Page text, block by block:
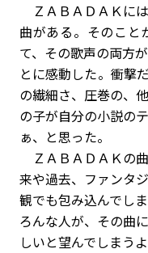
ＺＡＢＡＤＡＫに
曲がある。そのこと
て、その歌声の両方
とに感動した。衝撃
の繊細さ、圧巻の、
の子が自分の小説の
ぁ、と思った。
ＺＡＢＡＤＡＫの
来や過去、ファンタ
観でも包み込んでし
ろんな人が、その曲
しいと望んでしまう